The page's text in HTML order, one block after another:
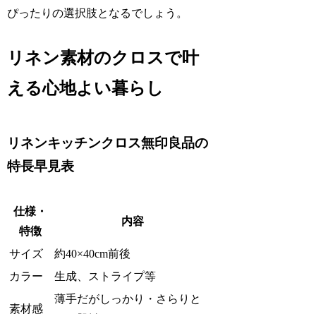
ぴったりの選択肢となるでしょう。
リネン素材のクロスで叶
える心地よい暮らし
リネンキッチンクロス無印良品の
特長早見表
仕様・
特徴
内容
サイズ
約40×40cm前後
カラー
生成、ストライプ等
素材感
薄手だがしっかり・さらりと